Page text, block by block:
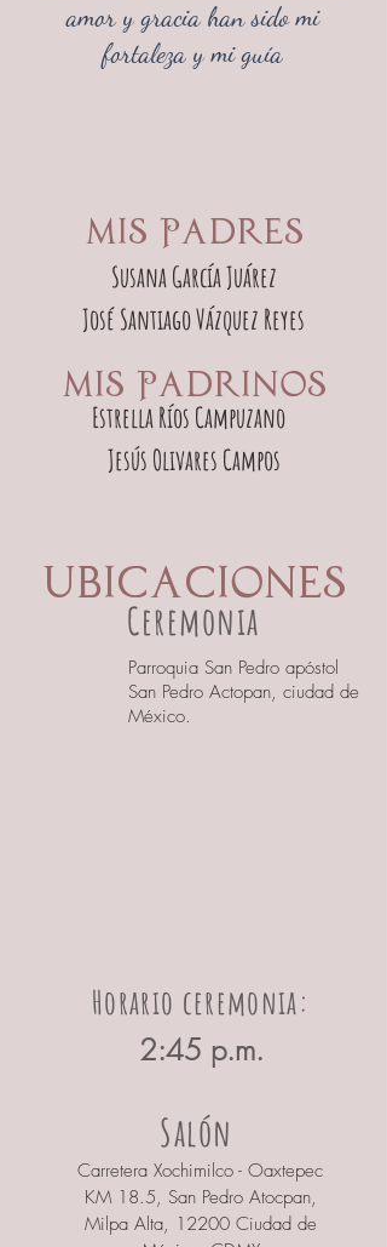
amor y gracia han sido mi
fortaleza y mi guía
Mis Padres
Susana García Juárez
José Santiago Vázquez Reyes
Estrella Ríos Campuzano
Jesús Olivares Campos
Mis Padrinos
Ceremonia
Parroquia San Pedro apóstol
San Pedro Actopan, ciudad de
México.
Ubicaciones
Horario ceremonia:
2:45 p.m.
Salón
Carretera Xochimilco - Oaxtepec
KM 18.5, San Pedro Atocpan,
Milpa Alta, 12200 Ciudad de